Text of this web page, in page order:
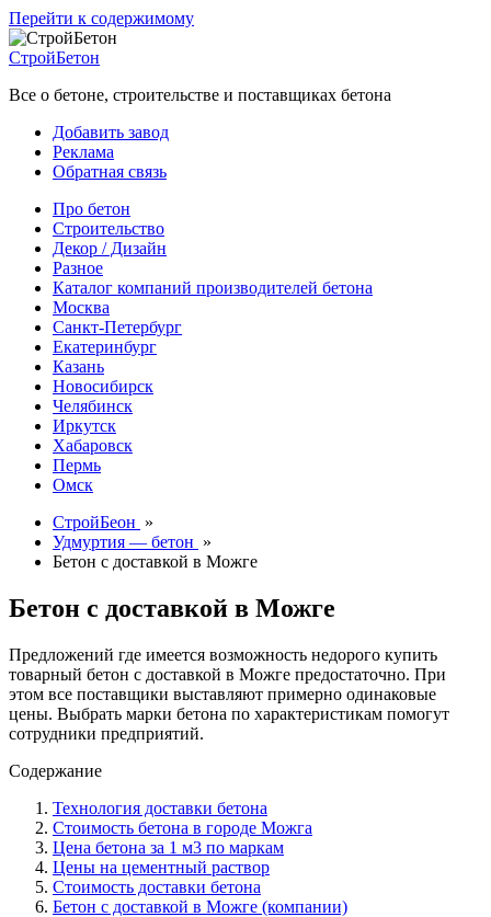
Перейти к содержимому
СтройБетон
Все о бетоне, строительстве и поставщиках бетона
Добавить завод
Реклама
Обратная связь
Про бетон
Строительство
Декор / Дизайн
Разное
Каталог компаний производителей бетона
Москва
Санкт-Петербург
Екатеринбург
Казань
Новосибирск
Челябинск
Иркутск
Хабаровск
Пермь
Омск
СтройБеон »
Удмуртия — бетон »
Бетон с доставкой в Можге
Бетон с доставкой в Можге
Предложений где имеется возможность недорого купить
товарный бетон с доставкой в Можге предостаточно. При
этом все поставщики выставляют примерно одинаковые
цены. Выбрать марки бетона по характеристикам помогут
сотрудники предприятий.
Содержание
Технология доставки бетона
Стоимость бетона в городе Можга
Цена бетона за 1 м3 по маркам
Цены на цементный раствор
Стоимость доставки бетона
Бетон с доставкой в Можге (компании)